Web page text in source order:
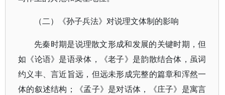
（二）《孙子兵法》对说理文体制的影响
先秦时期是说理散文形成和发展的关键时期，但
如《论语》是语录体，《老子》是韵散结合体，虽词
约义丰、言近旨远，但远未形成完整的篇章和浑然一
体的叙述结构；《孟子》是对话体，《庄子》是寓言